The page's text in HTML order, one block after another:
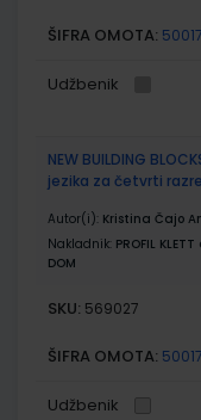
ŠIFRA OMOTA:
Udžbenik
NEW BUILDING
jezika za četvrti
Autor(i): Kristina Čajo
Nakladnik: PROFIL KLETT
DOM
SKU: 569027
ŠIFRA OMOTA:
Udžbenik